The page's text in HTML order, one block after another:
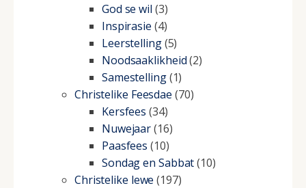
God se wil (3)
Inspirasie (4)
Leerstelling(5)
Noodsaaklikheid(2)
Samestelling(1)
Christelike Feesdae (70)
Kersfees (34)
Nuwejaar(16)
Paasfees (10)
Sondag en Sabbat(10)
Christelike lewe (197)